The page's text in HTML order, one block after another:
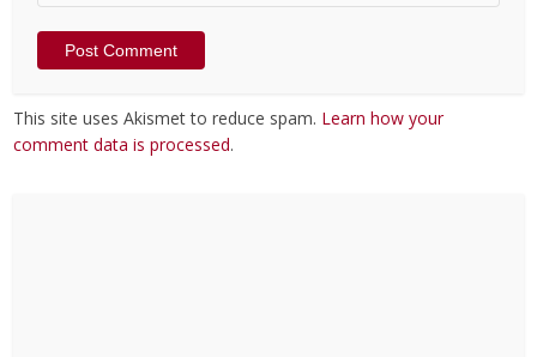
This site uses Akismet to reduce spam. Learn how your
comment data is processed.